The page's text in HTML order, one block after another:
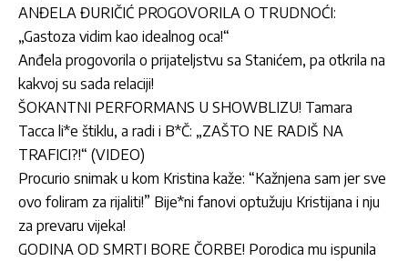
ANĐELA ĐURIČIĆ PROGOVORILA O TRUDNOĆI:
„Gastoza vidim kao idealnog oca!“
Anđela progovorila o prijateljstvu sa Stanićem, pa otkrila na
kakvoj su sada relaciji!
ŠOKANTNI PERFORMANS U SHOWBLIZU! Tamara
Tacca li*e štiklu, a radi i B*Č: „ZAŠTO NE RADIŠ NA
TRAFICI?!“ (VIDEO)
Procurio snimak u kom Kristina kaže: “Kažnjena sam jer sve
ovo foliram za rijaliti!” Bije*ni fanovi optužuju Kristijana i nju
za prevaru vijeka!
GODINA OD SMRTI BORE ČORBE! Porodica mu ispunila